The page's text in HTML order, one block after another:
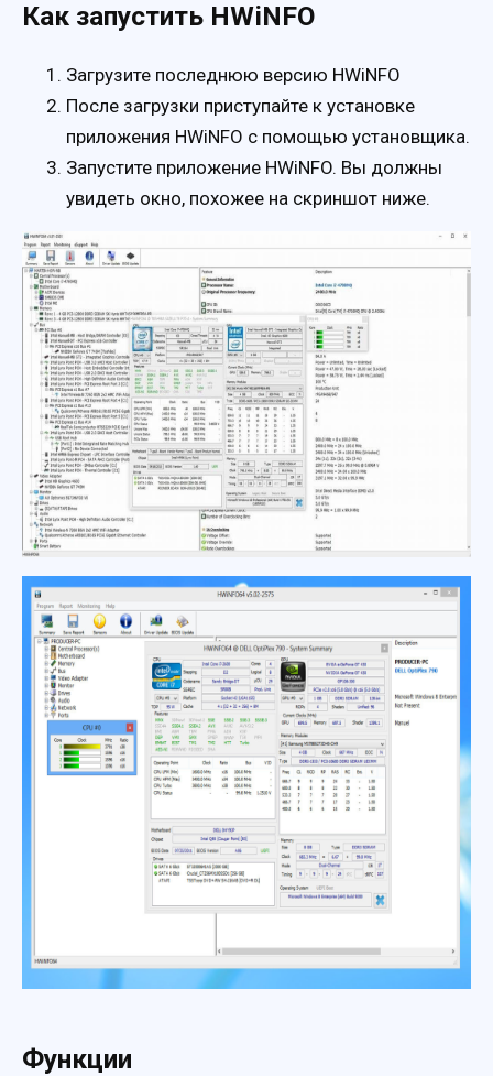
Как запустить HWiNFO
Загрузите последнюю версию HWiNFO
После загрузки приступайте к установке
приложения HWiNFO с помощью установщика.
Запустите приложение HWiNFO. Вы должны
увидеть окно, похожее на скриншот ниже.
Функции